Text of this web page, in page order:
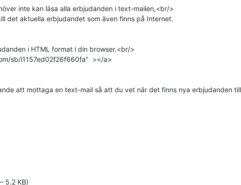
inte kan läsa alla erbjudanden i text-mailen,<br/>
det aktuella erbjudandet som även finns på Internet.
i HTML format i din browser.<br/>
sb/i1157ed02f26f660fa"  ></a>
att mottaga en text-mail så att du vet när det finns nya erbjudanden
5.2 KB)